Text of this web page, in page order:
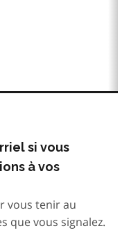
si vous
à vos
vous tenir au
que vous signalez.